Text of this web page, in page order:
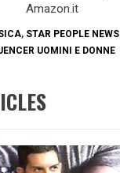
Amazon.it
, STAR PEOPLE NEWS
UOMINI E DONNE